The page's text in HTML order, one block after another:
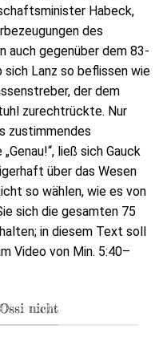
Habeck,
des
auch gegenüber dem 83-
Lanz so beflissen wie
der dem
zurechtrückte. Nur
zustimmendes
ließ sich Gauck
über das Wesen
so wählen, wie es von
sich die gesamten 75
in diesem Text soll
Video von Min. 5:40–
nicht